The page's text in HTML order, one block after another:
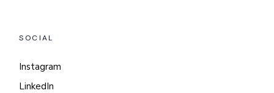
SOCIAL
Instagram
LinkedIn